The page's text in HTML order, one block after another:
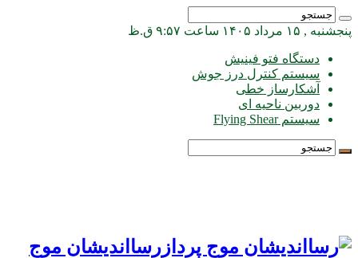
پنجشنبه , ۱۵ مرداد ۱۴۰۵ ساعت ۹:۵۷ ق.ظ
دستگاه فتو فینیش
سیستم کنترل درز جوش
آشکارساز خطی
دوربین ناحیه ای
سیستم Flying Shear
رسااندیشان موج